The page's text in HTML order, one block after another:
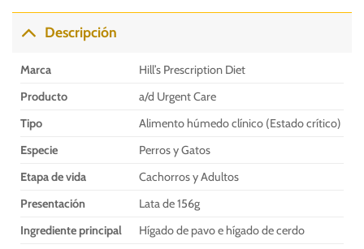
Descripción
Marca
Hill’s Prescription Diet
Producto
a/d Urgent Care
Tipo
Alimento húmedo clínico (Estado crítico)
Especie
Perros y Gatos
Etapa de vida
Cachorros y Adultos
Presentación
Lata de 156g
Ingrediente principal
Hígado de pavo e hígado de cerdo